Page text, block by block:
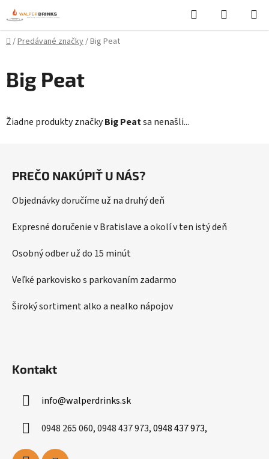
Prejsť
na
obsah
Hľadať
KOŠÍK
Domov
/Predávané značky/Big Peat
Big Peat
Žiadne produkty značkyBig Peatsa nenašli...
PREČO NAKÚPIŤ U NÁS?
Objednávky doručíme už na druhý deň
Expresné doručenie v Bratislave a okolí v ten istý deň
Osobný odber už do 15 minút
Veľké parkovisko s parkovaním zadarmo
Široký sortiment alko a nealko nápojov
Kontakt
info@walperdrinks.sk
0948 265 060, 0948 437 973,0948 437 973,